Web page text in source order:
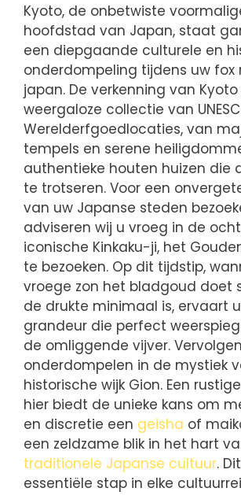
Kyoto, de onbetwiste
hoofdstad van Japan, staat
een diepgaande culturele en
onderdompeling tijdens uw fox
japan. De verkenning van
weergaloze collectie van
Werelderfgoedlocaties, van
tempels en serene
authentieke houten huizen die
te trotseren. Voor een
van uw Japanse steden
adviseren wij u vroeg in de
iconische Kinkaku-ji, het
te bezoeken. Op dit tijdstip,
vroege zon het bladgoud doet
de drukte minimaal is, ervaart
grandeur die perfect
de omliggende vijver.
onderdompelen in de mystiek
historische wijk Gion. Een
hier biedt de unieke kans om
en discretie een geisha of
een zeldzame blik in het hart
traditionele Japanse cultuur.
essentiële stap in elke